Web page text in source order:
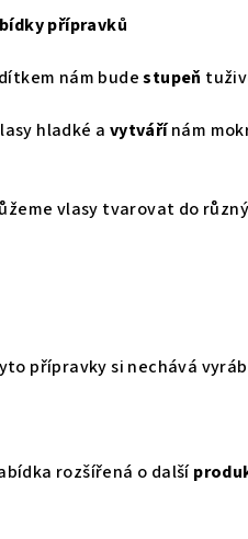
přípravků
nám budestupeň
hladké a vytvářínám
vlasy tvarovat do
přípravky si nechává
rozšířená o další